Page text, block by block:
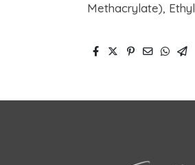
Methacrylate), Ethyl